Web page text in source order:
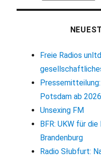
Freie Radios
Pressemitteilung:
Potsdam ab
Unsexing FM
BFR: UKW für
Brandenburg
Radio Słubfurt: